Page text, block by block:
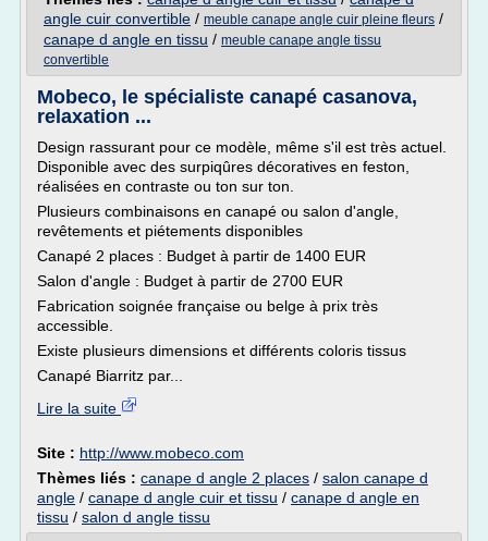
angle cuir convertible / meuble canape angle cuir pleine fleurs /
canape d angle en tissu / meuble canape angle tissu
convertible
Mobeco, le spécialiste canapé casanova,
relaxation ...
Design rassurant pour ce modèle, même s'il est très actuel.
Disponible avec des surpiqûres décoratives en feston,
réalisées en contraste ou ton sur ton.
Plusieurs combinaisons en canapé ou salon d'angle,
revêtements et piétements disponibles
Canapé 2 places : Budget à partir de 1400 EUR
Salon d'angle : Budget à partir de 2700 EUR
Fabrication soignée française ou belge à prix très
accessible.
Existe plusieurs dimensions et différents coloris tissus
Canapé Biarritz par...
Lire la suite
Site : http://www.mobeco.com
Thèmes liés : canape d angle 2 places / salon canape d
angle / canape d angle cuir et tissu / canape d angle en
tissu / salon d angle tissu